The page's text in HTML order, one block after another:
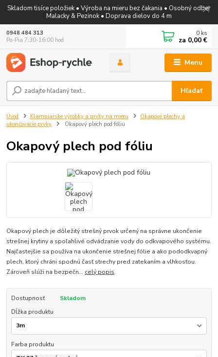
Skladom tisíce položiek • Výroba na mieru bez čakania • Osobný odber
Malacky & Pezinok • Doprava dielov do 4 m
Menu
Hľadať
0948 484 313
Po-Pia 7:30-16:00 hod
0 ks
za 0,00 €
Úvod Klampiarske výrobky a prvky na mieru
Okapové plechy a
ukončovacie prvky
Okapový plech pod fóliu
Okapový plech pod fóliu
Okapový plech je dôležitý strešný prvok určený na správne ukončenie
strešnej krytiny a spoľahlivé odvádzanie vody do odkvapového systému.
Najčastejšie sa používa na ukončenie strešnej fólie a ako pododkvapný
plech, ktorý chráni spodnú časť strechy pred zatekaním a vlhkosťou.
Zároveň slúži na bezpečn... celý popis
Dostupnosť
Skladom
Dĺžka produktu
Farba produktu